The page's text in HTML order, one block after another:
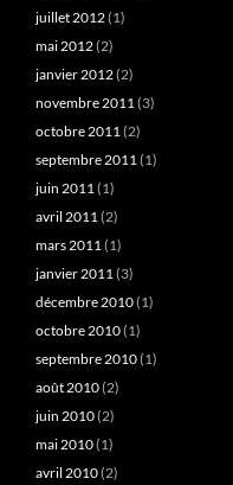
juillet 2012(1)
mai 2012(2)
janvier 2012(2)
novembre 2011(3)
octobre 2011(2)
septembre 2011(1)
juin 2011(1)
avril 2011(2)
mars 2011(1)
janvier 2011(3)
décembre 2010(1)
octobre 2010(1)
septembre 2010(1)
août 2010(2)
juin 2010(2)
mai 2010(1)
avril 2010(2)